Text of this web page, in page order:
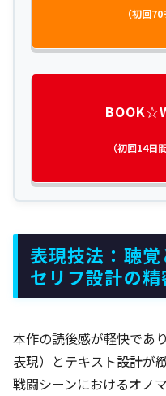
（初回
（初回14日
表現技法：聴
セリフ設計の
本作の読後感が軽快であ
表現）とテキスト設計が
戦闘シーンにおけるオノ